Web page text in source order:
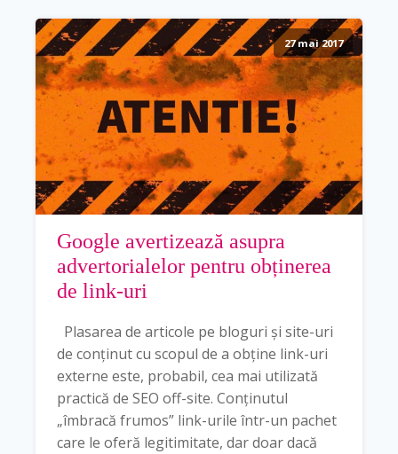
27 mai 2017
Google avertizează asupra
advertorialelor pentru obținerea
de link-uri
Plasarea de articole pe bloguri și site-uri
de conținut cu scopul de a obține link-uri
externe este, probabil, cea mai utilizată
practică de SEO off-site. Conținutul
„îmbracă frumos” link-urile într-un pachet
care le oferă legitimitate, dar doar dacă